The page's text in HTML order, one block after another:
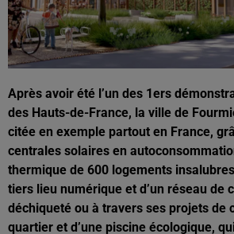
Après avoir été l’un des 1ers
des Hauts-de-France, la ville de
citée en exemple partout en France,
centrales solaires en
thermique de 600 logements
tiers lieu numérique et d’un réseau de
déchiqueté ou à travers ses projets de
quartier et d’une piscine écologique,